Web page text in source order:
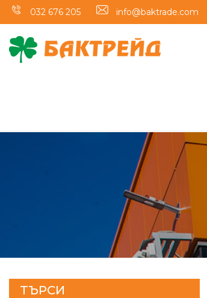
032 676 205 info@baktrade.com
ТЪРСИ